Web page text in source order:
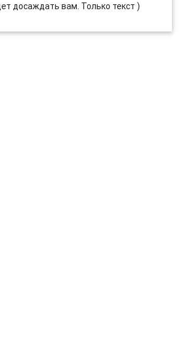
досаждать вам. Только текст )